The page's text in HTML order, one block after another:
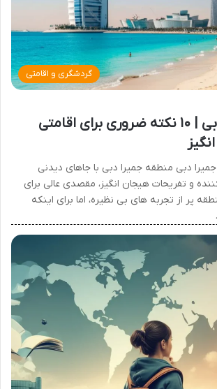
گردشگری و اقامتی
سفر به جمیرا دبی | ۱۰ نکته ضروری برای اقامتی
دبی منطقه جمیرا دبی با جاهای دیدنی
و تفریحات هیجان انگیز، مقصدی عالی برای
پر از تجربه های بی نظیره، اما برای اینکه